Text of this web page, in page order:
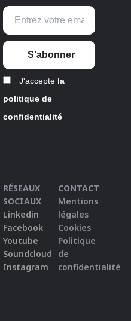
J'accepte la
politique de
confidentialité
RÉSEAUX
SOCIAUX
Linkedin
Facebook
Youtube
Soundcloud
Instagram
CONTACT
Mentions
légales
Cookies
Politique
de
confidentialité